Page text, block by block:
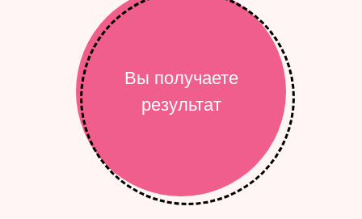
Вы получаете
результат